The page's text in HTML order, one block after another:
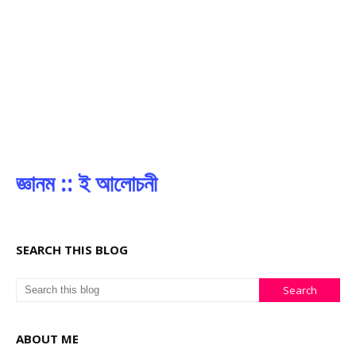
জ্ঞানম :: ই আলোচনী
SEARCH THIS BLOG
ABOUT ME